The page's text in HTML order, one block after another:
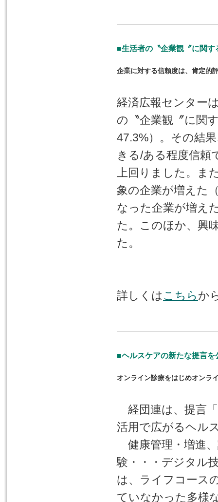
■生活者の〝企業観〞に関す
企業に対する信頼度は、肯定的
経済広報センター
の〝企業観〞に関
47.3%）。その結
きる/ある程度信頼
上回りました。ま
象の企業が増えた
なった企業が増え
た。このほか、興
た。
詳しくはこちらか
■ヘルスケアの新たな提言を
オンライン診療をはじめオンラ
経団連は、提言
活用で広がるヘル
健康管理・増進
験・・・デジタル
は、ライフコース
ていなかった多様